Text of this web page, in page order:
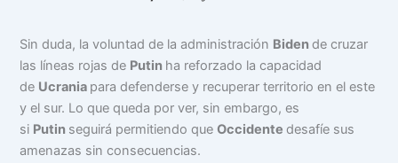
Sin duda, la voluntad de la administración Biden de cruzar
las líneas rojas de Putin ha reforzado la capacidad
de Ucrania para defenderse y recuperar territorio en el este
y el sur. Lo que queda por ver, sin embargo, es
si Putin seguirá permitiendo queOccidente desafíe sus
amenazas sin consecuencias.